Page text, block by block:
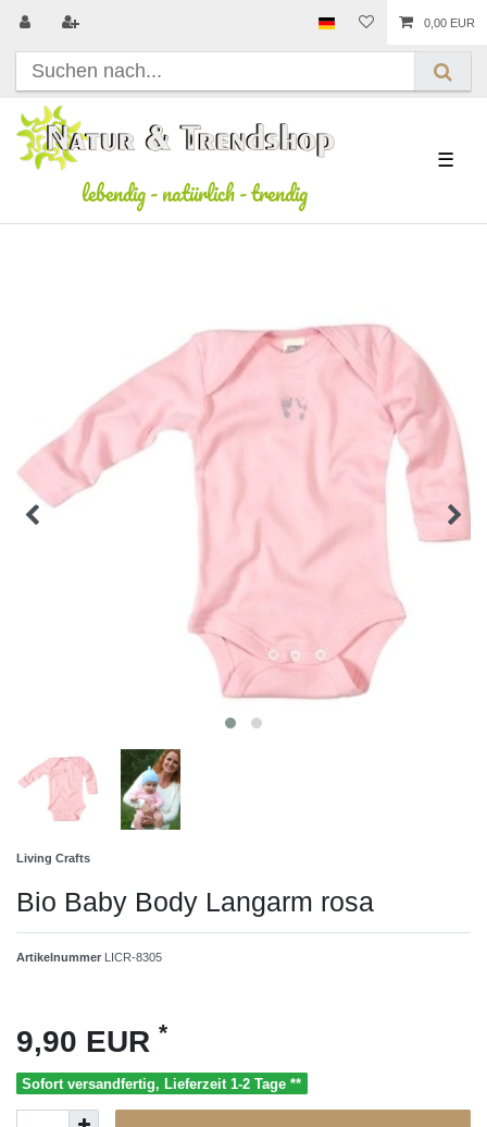
0,00 EUR
lebendig-natürlich-trendig
☰
Living Crafts
Bio Baby Body Langarm rosa
Artikelnummer LICR-8305
9,90 EUR *
Sofort versandfertig, Lieferzeit 1-2 Tage **